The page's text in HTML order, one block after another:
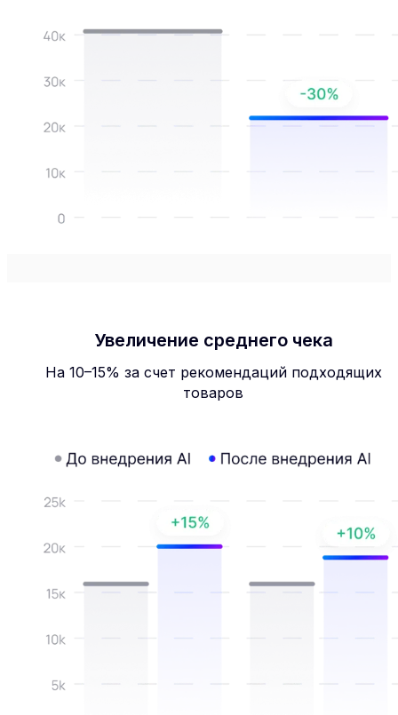
Увеличение среднего чека
На 10–15% за счет рекомендаций подходящих
товаров